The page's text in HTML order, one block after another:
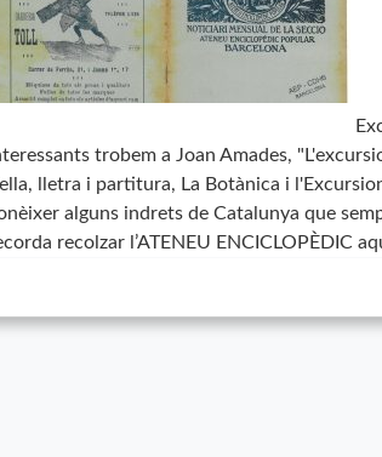
trobem a Joan Amades,
lletra i partitura, La Botànica i
alguns indrets de Catalunya que
recolzar l’ATENEU ENCICLOPÈDIC